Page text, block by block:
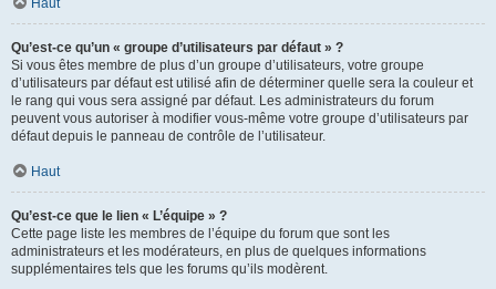
Haut
Qu’est-ce qu’un « groupe d’utilisateurs par défaut » ?
Si vous êtes membre de plus d’un groupe d’utilisateurs, votre groupe
d’utilisateurs par défaut est utilisé afin de déterminer quelle sera la couleur et
le rang qui vous sera assigné par défaut. Les administrateurs du forum
peuvent vous autoriser à modifier vous-même votre groupe d’utilisateurs par
défaut depuis le panneau de contrôle de l’utilisateur.
Haut
Qu’est-ce que le lien « L’équipe » ?
Cette page liste les membres de l’équipe du forum que sont les
administrateurs et les modérateurs, en plus de quelques informations
supplémentaires tels que les forums qu’ils modèrent.